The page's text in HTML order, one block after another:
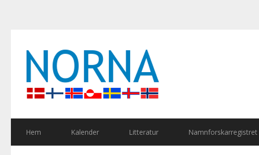
Hem Kalender Litteratur Namnforskarregistret